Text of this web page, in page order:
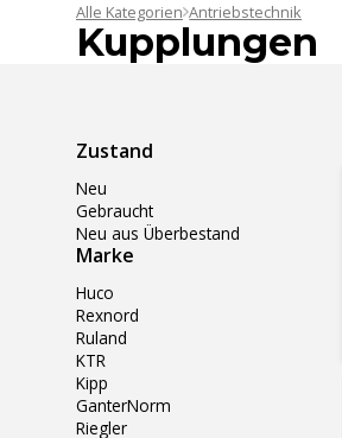
Alle Kategorien Antriebstechnik
Kupplungen
Ergebnisse filtern
Zustand
Neu
Gebraucht
Neu aus Überbestand
Marke
Huco
Rexnord
Ruland
KTR
Kipp
GanterNorm
Riegler